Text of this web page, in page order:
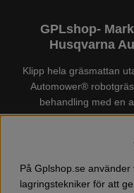
GPLshop-
Husqvarna
Klipp hela gräsmattan
Automower®
behandling med en
Husqvarna. Det finns en
marknadens största
Husqvarna
Husqvarna skog
På Gplshop.se
lagringstekniker för att